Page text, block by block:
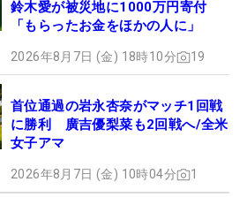
鈴木愛が被災地に1000万円寄付
「もらったお金をほかの人に」
2026年8月7日 (金) 18時10分 19
首位通過の岩永杏奈がマッチ1回戦
に勝利 廣吉優梨菜も2回戦へ/全米
女子アマ
2026年8月7日 (金) 10時04分 1